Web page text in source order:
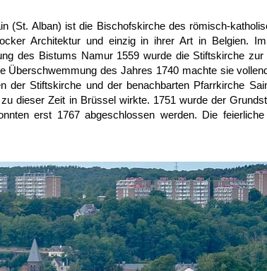
(St. Alban) ist die Bischofskirche des römisch-
Architektur und einzig in ihrer Art in Belgien.
des Bistums Namur 1559 wurde die Stiftskirche zur
Überschwemmung des Jahres 1740 machte sie
der Stiftskirche und der benachbarten Pfarrkirche
dieser Zeit in Brüssel wirkte. 1751 wurde der
erst 1767 abgeschlossen werden. Die